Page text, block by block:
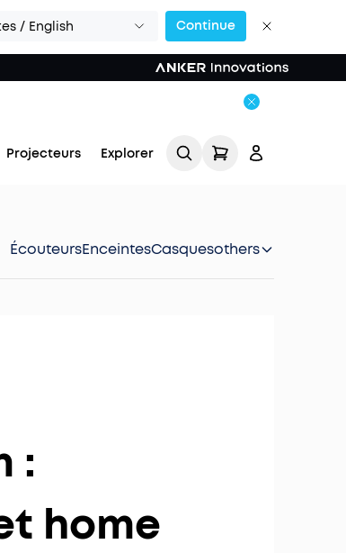
/ English Continue
Projecteurs Explorer
ÉcouteursEnceintesCasquesothers
:
home